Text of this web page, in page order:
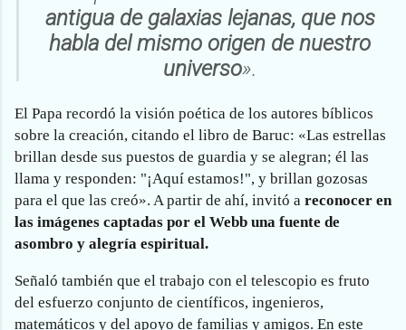
antigua de galaxias lejanas, que nos
habla del mismo origen de nuestro
universo».
El Papa recordó la visión poética de los autores bíblicos
sobre la creación, citando el libro de Baruc: «Las estrellas
brillan desde sus puestos de guardia y se alegran; él las
llama y responden: "¡Aquí estamos!", y brillan gozosas
para el que las creó». A partir de ahí, invitó a reconocer en
las imágenes captadas por el Webb una fuente de
asombro y alegría espiritual.
Señaló también que el trabajo con el telescopio es fruto
del esfuerzo conjunto de científicos, ingenieros,
matemáticos y del apoyo de familias y amigos. En este